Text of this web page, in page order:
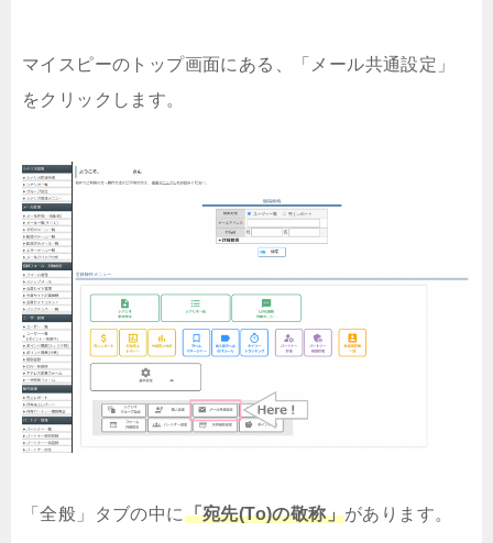
マイスピーのトップ画面にある、「メール共通設定」
をクリックします。
「全般」タブの中に「宛先(To)の敬称」があります。